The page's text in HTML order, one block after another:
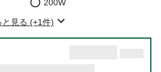
200W
と見る (+1件)